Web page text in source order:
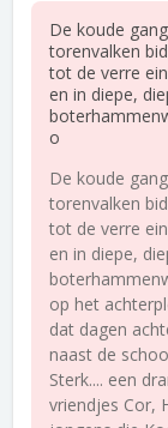
De koude
torenvalken
tot de verre
en in diepe,
o
De koude
torenvalken
tot de verre
en in diepe,
op het
dat dagen
naast de
Sterk.... een
vriendjes Cor,